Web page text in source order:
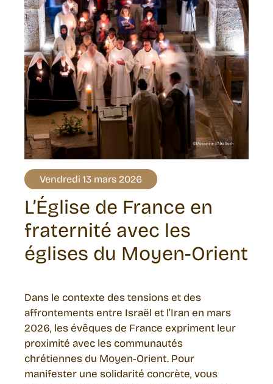
Vendredi 13 mars 2026
L’Église de France en
fraternité avec les
églises du Moyen-Orient
Dans le contexte des tensions et des
affrontements entre Israël et l’Iran en mars
2026, les évêques de France expriment leur
proximité avec les communautés
chrétiennes du Moyen‑Orient. Pour
manifester une solidarité concrète, vous